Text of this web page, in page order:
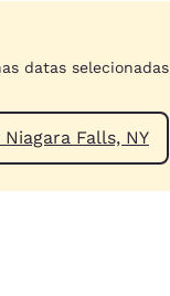
datas selecionadas
Ver hotéis próximos Niagara Falls, NY